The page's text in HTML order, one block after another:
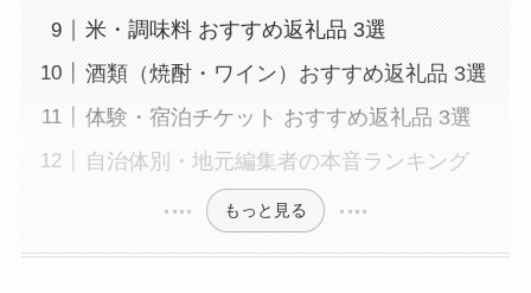
米・調味料 おすすめ返礼品 3選
酒類（焼酎・ワイン）おすすめ返礼品 3選
体験・宿泊チケット おすすめ返礼品 3選
自治体別・地元編集者の本音ランキング
もっと見る